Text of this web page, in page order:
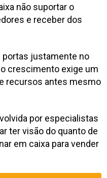
não suportar o
e receber dos
justamente no
crescimento exige um
recursos antes mesmo
por especialistas
ter visão do quanto de
em caixa para vender